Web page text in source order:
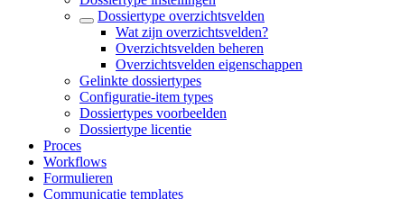
Dossiertype overzichtsvelden
Wat zijn overzichtsvelden?
Overzichtsvelden beheren
Overzichtsvelden eigenschappen
Gelinkte dossiertypes
Configuratie-item types
Dossiertypes voorbeelden
Dossiertype licentie
Proces
Workflows
Formulieren
Communicatie templates